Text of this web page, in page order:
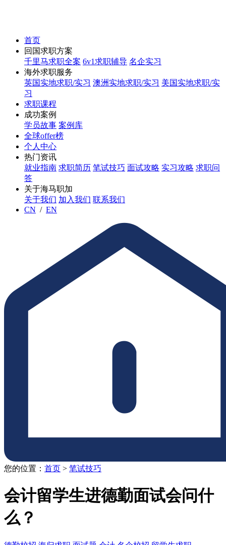
首页
回国求职方案
千里马求职全案 6v1求职辅导 名企实习
海外求职服务
英国实地求职/实习 澳洲实地求职/实习 美国实地求职/实
习
求职课程
成功案例
学员故事 案例库
全球offer榜
个人中心
热门资讯
就业指南 求职简历 笔试技巧 面试攻略 实习攻略 求职问
答
关于海马职加
关于我们 加入我们 联系我们
CN / EN
您的位置： 首页 > 笔试技巧
会计留学生进德勤面试会问什
么？